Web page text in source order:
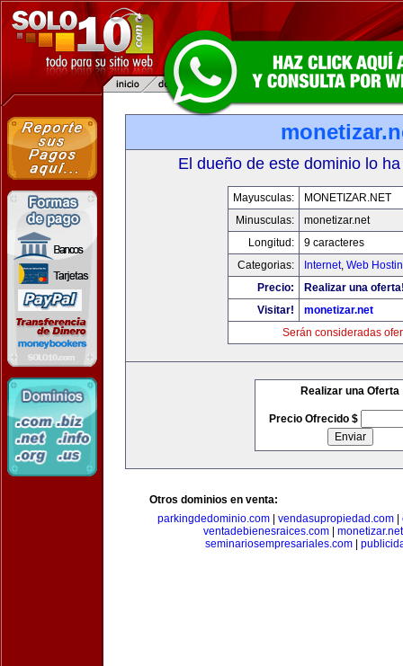
El dueño de este dominio lo
Mayusculas:
MONETIZAR.NET
Minusculas:
monetizar.net
Longitud:
9 caracteres
Categorias:
Internet, Web
Precio:
Realizar una
Visitar!
monetizar.net
Serán consideradas
Realizar una Oferta
Precio Ofrecido $
Otros dominios en venta:
parkingdedominio.com| vendasupropiedad.com|
ventadebienesraices.com
monetizar.net
seminariosempresariales.com